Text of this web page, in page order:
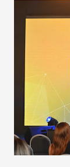
população
públicos e
epidemia
aumento de
de uma
secretário.
população e
estratificação